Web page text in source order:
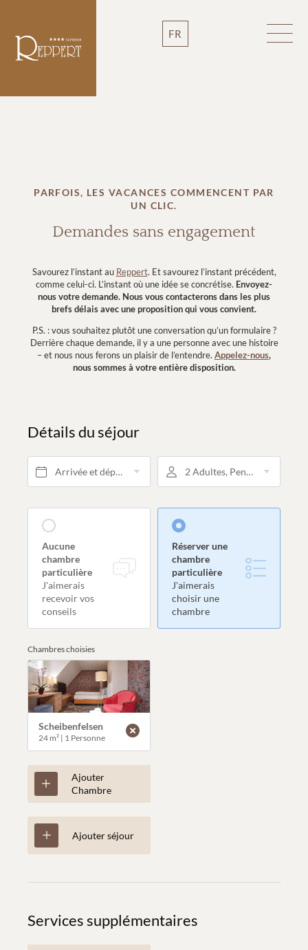
FR
Demandes sans engagement
PARFOIS, LES VACANCES COMMENCENT PAR
UN CLIC.
Savourez l’instant au Reppert. Et savourez l’instant précédent,
comme celui-ci. L’instant où une idée se concrétise. Envoyez-
nous votre demande. Nous vous contacterons dans les plus
brefs délais avec une proposition qui vous convient.
P.S. : vous souhaitez plutôt une conversation qu’un formulaire ?
Derrière chaque demande, il y a une personne avec une histoire
– et nous nous ferons un plaisir de l’entendre. Appelez-nous,
nous sommes à votre entière disposition.
Détails du séjour
Arrivée et départ* 2 Adultes, Pension 3/4
Aucune
chambre
particulière
J'aimerais
recevoir vos
conseils
Réserver une
chambre
particulière
J'aimerais
choisir une
chambre
Chambres choisies
Scheibenfelsen
24 m² | 1 Personne
Ajouter
Chambre
Ajouter séjour
Services supplémentaires